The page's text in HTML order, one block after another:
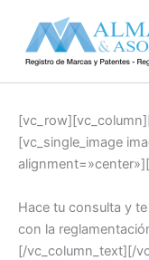
contenido
[vc_single_image
Hace tu consulta y
con la
[/vc_column_text][/